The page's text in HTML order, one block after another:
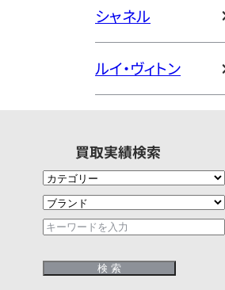
シャネル
ルイ・ヴィトン
買取実績検索